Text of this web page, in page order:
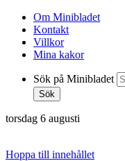
Om Minibladet
Kontakt
Villkor
Mina kakor
Sök på Minibladet
Sök
torsdag 6 augusti
Hoppa till innehållet